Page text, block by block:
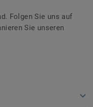
Folgen Sie uns auf
Sie unseren